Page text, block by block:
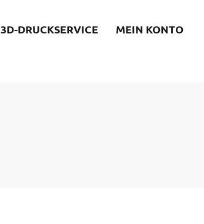
3D-DRUCKSERVICE
MEIN KONTO